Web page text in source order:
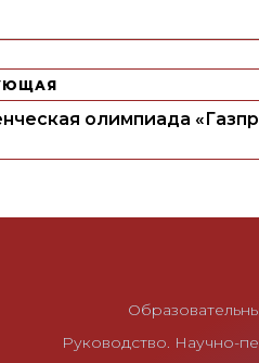
олимпиада
Руководство. Научно-